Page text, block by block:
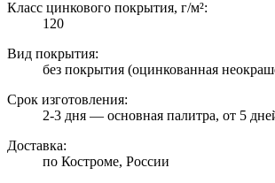
Класс цинкового покрытия, г/м²:
120
Вид покрытия:
без покрытия (оцинкованная
Срок изготовления:
2-3 дня — основная палитра, от 5
Доставка:
по Костроме, России